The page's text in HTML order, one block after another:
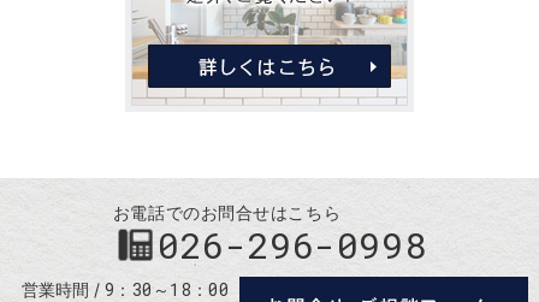
お電話でのお問合せはこちら
026-296-0998
営業時間 9：30～18：00